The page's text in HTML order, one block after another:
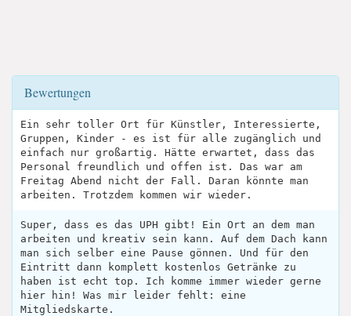
Bewertungen
Ein sehr toller Ort für Künstler, Interessierte,
Gruppen, Kinder - es ist für alle zugänglich und
einfach nur großartig. Hätte erwartet, dass das
Personal freundlich und offen ist. Das war am
Freitag Abend nicht der Fall. Daran könnte man
arbeiten. Trotzdem kommen wir wieder.
Super, dass es das UPH gibt! Ein Ort an dem man
arbeiten und kreativ sein kann. Auf dem Dach kann
man sich selber eine Pause gönnen. Und für den
Eintritt dann komplett kostenlos Getränke zu
haben ist echt top. Ich komme immer wieder gerne
hier hin! Was mir leider fehlt: eine
Mitgliedskarte.